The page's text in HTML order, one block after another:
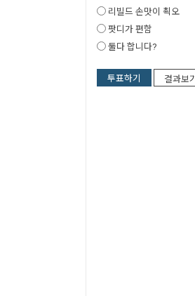
리빌드 손맛이 쵝오
팟디가 편함
둘다 합니다?
투표하기 결과보기